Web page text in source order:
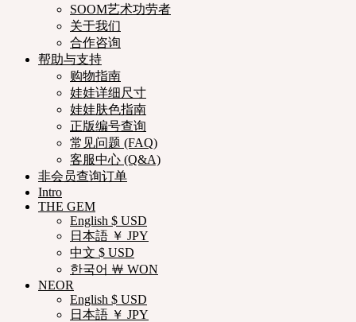
SOOM艺术功劳者
关于我们
合作咨询
帮助与支持
购物指南
娃娃详细尺寸
娃娃肤色指南
正版编号查询
常见问题 (FAQ)
客服中心 (Q&A)
非会员查询订单
Intro
THE GEM
English $ USD
日本語 ￥ JPY
中文 $ USD
한국어 ￦ WON
NEOR
English $ USD
日本語 ￥ JPY